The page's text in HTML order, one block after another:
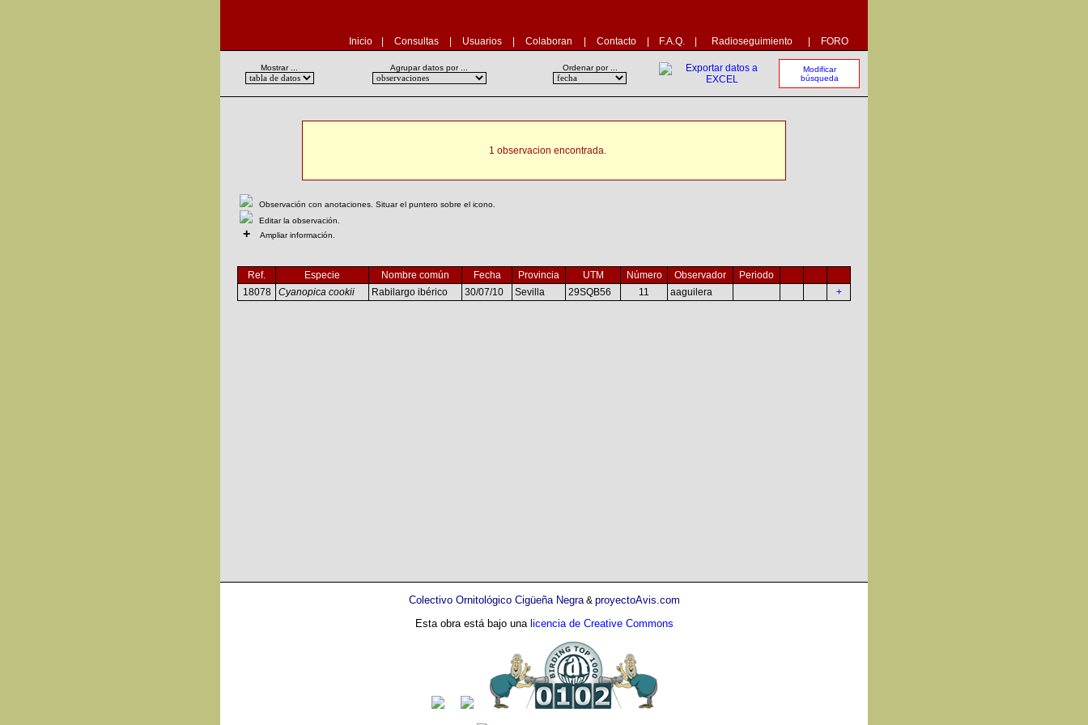
Inicio Consultas Usuarios Colaboran Contacto F.A.Q. Radioseguimiento FORO
Mostrar ... Agrupar datos por ... Ordenar por ...
Modificar
búsqueda
1 observacion encontrada.
Observación con anotaciones. Situar el puntero sobre el icono.
Editar la observación.
+ Ampliar información.
Ref. Especie Nombre común Fecha Provincia UTM Número Observador
Periodo
18078
Cyanopica cookii Rabilargo ibérico 30/07/10 Sevilla 29SQB56 11 aaguilera +
Colectivo Ornitológico Cigüeña Negra& proyectoAvis.com
Esta obra está bajo una licencia de Creative Commons